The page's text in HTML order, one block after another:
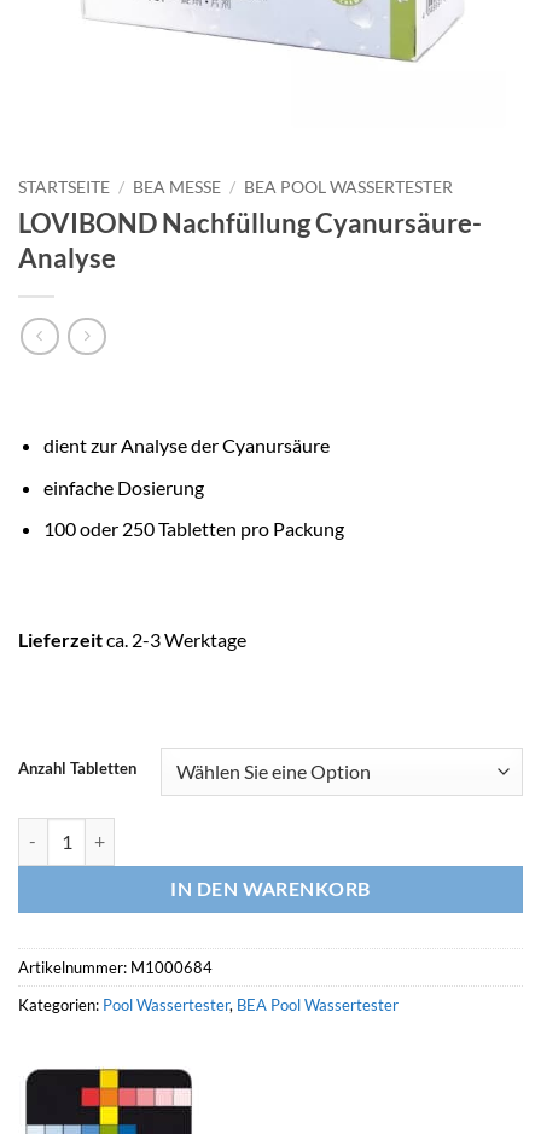
STARTSEITE / BEA MESSE / BEA POOL WASSERTESTER
LOVIBOND Nachfüllung Cyanursäure-
Analyse
dient zur Analyse der Cyanursäure
einfache Dosierung
100 oder 250 Tabletten pro Packung
Lieferzeitca. 2-3 Werktage
Anzahl Tabletten
IN DEN WARENKORB
Artikelnummer: M1000684
Kategorien: Pool Wassertester, BEA Pool Wassertester